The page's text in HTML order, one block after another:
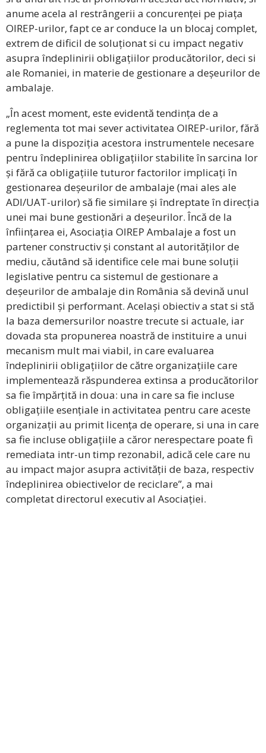
anume acela al restrângerii a concurenței pe piața
OIREP-urilor, fapt ce ar conduce la un blocaj complet,
extrem de dificil de soluționat si cu impact negativ
asupra îndeplinirii obligațiilor producătorilor, deci si
ale Romaniei, in materie de gestionare a deșeurilor de
ambalaje.
„În acest moment, este evidentă tendința de a
reglementa tot mai sever activitatea OIREP-urilor, fără
a pune la dispoziția acestora instrumentele necesare
pentru îndeplinirea obligațiilor stabilite în sarcina lor
și fără ca obligațiile tuturor factorilor implicați în
gestionarea deșeurilor de ambalaje (mai ales ale
ADI/UAT-urilor) să fie similare și îndreptate în direcția
unei mai bune gestionări a deșeurilor. Încă de la
înființarea ei, Asociația OIREP Ambalaje a fost un
partener constructiv și constant al autorităților de
mediu, căutând să identifice cele mai bune soluții
legislative pentru ca sistemul de gestionare a
deșeurilor de ambalaje din România să devină unul
predictibil și performant. Același obiectiv a stat si stă
la baza demersurilor noastre trecute si actuale, iar
dovada sta propunerea noastră de instituire a unui
mecanism mult mai viabil, in care evaluarea
îndeplinirii obligațiilor de către organizațiile care
implementează răspunderea extinsa a producătorilor
sa fie împărțită in doua: una in care sa fie incluse
obligațiile esențiale in activitatea pentru care aceste
organizații au primit licența de operare, si una in care
sa fie incluse obligațiile a căror nerespectare poate fi
remediata intr-un timp rezonabil, adică cele care nu
au impact major asupra activității de baza, respectiv
îndeplinirea obiectivelor de reciclare”, a mai
completat directorul executiv al Asociației.